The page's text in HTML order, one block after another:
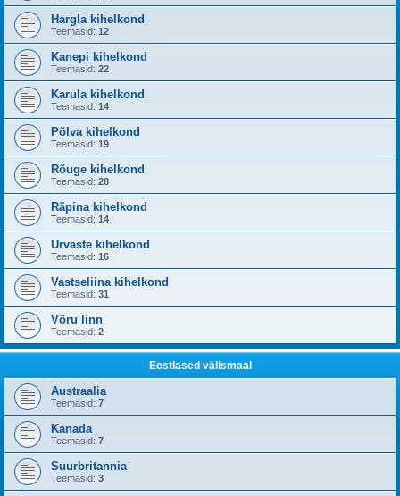
Hargla kihelkond
Teemasid: 12
Kanepi kihelkond
Teemasid: 22
Karula kihelkond
Teemasid: 14
Põlva kihelkond
Teemasid: 19
Rõuge kihelkond
Teemasid: 28
Räpina kihelkond
Teemasid: 14
Urvaste kihelkond
Teemasid: 16
Vastseliina kihelkond
Teemasid: 31
Võru linn
Teemasid: 2
Eestlased välismaal
Austraalia
Teemasid: 7
Kanada
Teemasid: 7
Suurbritannia
Teemasid: 3